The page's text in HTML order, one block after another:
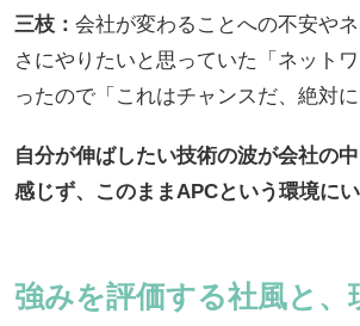
三枝： 会社が変わることへの不安や
さにやりたいと思っていた「ネット
ったので「これはチャンスだ、絶対
自分が伸ばしたい技術の波が会社の
感じず、このままAPCという環境に
強みを評価する社風と